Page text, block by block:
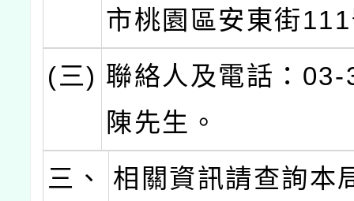
市桃園區安東街
(三) 聯絡人及電話： 03-
陳先生。
三、
相關資訊請查詢本